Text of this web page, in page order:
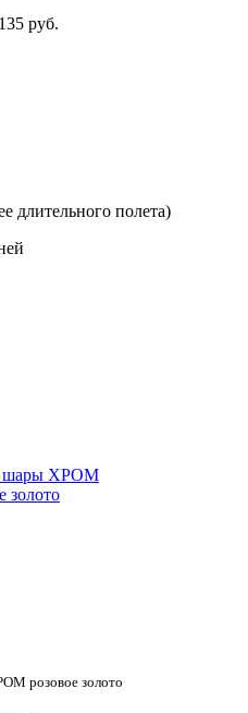
135 руб.
длительного полета)
розовое золото